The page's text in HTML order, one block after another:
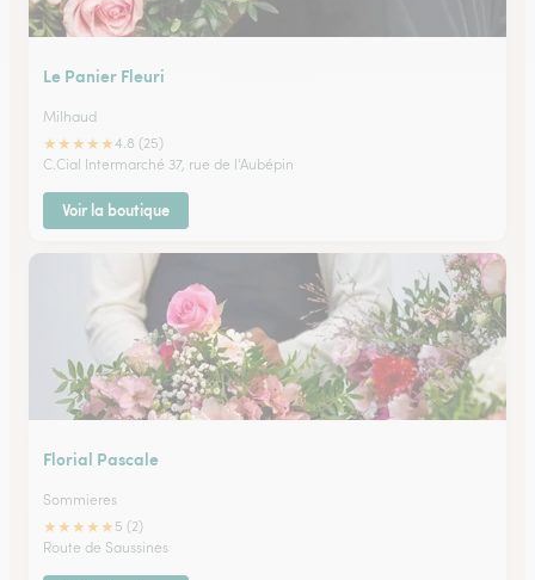
Le Panier Fleuri
Milhaud
★★★★★4.8 (25)
C.Cial Intermarché 37, rue de l'Aubépin
Voir la boutique
Florial Pascale
Sommieres
★★★★★ 5 (2)
Route de Saussines